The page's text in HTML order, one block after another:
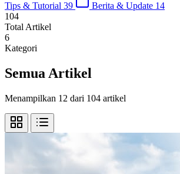
Tips & Tutorial 39 Berita & Update 14
104
Total Artikel
6
Kategori
Semua Artikel
Menampilkan 12 dari 104 artikel